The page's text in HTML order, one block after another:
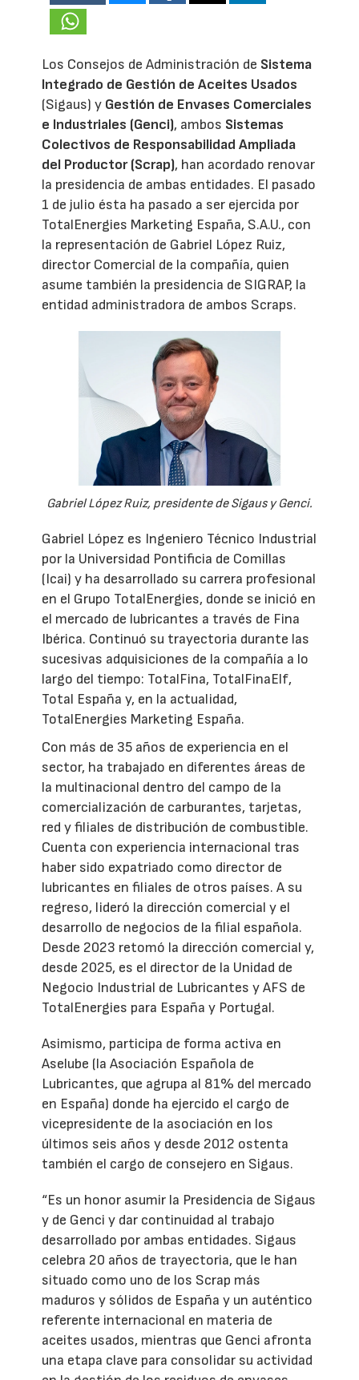
Los Consejos de Administración de Sistema
Integrado de Gestión de Aceites Usados
(Sigaus) y Gestión de Envases Comerciales
e Industriales (Genci), ambos Sistemas
Colectivos de Responsabilidad Ampliada
del Productor (Scrap), han acordado renovar
la presidencia de ambas entidades. El pasado
1 de julio ésta ha pasado a ser ejercida por
TotalEnergies Marketing España, S.A.U., con
la representación de Gabriel López Ruiz,
director Comercial de la compañía, quien
asume también la presidencia de SIGRAP, la
entidad administradora de ambos Scraps.
Gabriel López Ruiz, presidente de Sigaus y Genci.
Gabriel López es Ingeniero Técnico Industrial
por la Universidad Pontificia de Comillas
(Icai) y ha desarrollado su carrera profesional
en el Grupo TotalEnergies, donde se inició en
el mercado de lubricantes a través de Fina
Ibérica. Continuó su trayectoria durante las
sucesivas adquisiciones de la compañía a lo
largo del tiempo: TotalFina, TotalFinaElf,
Total España y, en la actualidad,
TotalEnergies Marketing España.
Con más de 35 años de experiencia en el
sector, ha trabajado en diferentes áreas de
la multinacional dentro del campo de la
comercialización de carburantes, tarjetas,
red y filiales de distribución de combustible.
Cuenta con experiencia internacional tras
haber sido expatriado como director de
lubricantes en filiales de otros países. A su
regreso, lideró la dirección comercial y el
desarrollo de negocios de la filial española.
Desde 2023 retomó la dirección comercial y,
desde 2025, es el director de la Unidad de
Negocio Industrial de Lubricantes y AFS de
TotalEnergies para España y Portugal.
Asimismo, participa de forma activa en
Aselube (la Asociación Española de
Lubricantes, que agrupa al 81% del mercado
en España) donde ha ejercido el cargo de
vicepresidente de la asociación en los
últimos seis años y desde 2012 ostenta
también el cargo de consejero en Sigaus.
“Es un honor asumir la Presidencia de Sigaus
y de Genci y dar continuidad al trabajo
desarrollado por ambas entidades. Sigaus
celebra 20 años de trayectoria, que le han
situado como uno de los Scrap más
maduros y sólidos de España y un auténtico
referente internacional en materia de
aceites usados, mientras que Genci afronta
una etapa clave para consolidar su actividad